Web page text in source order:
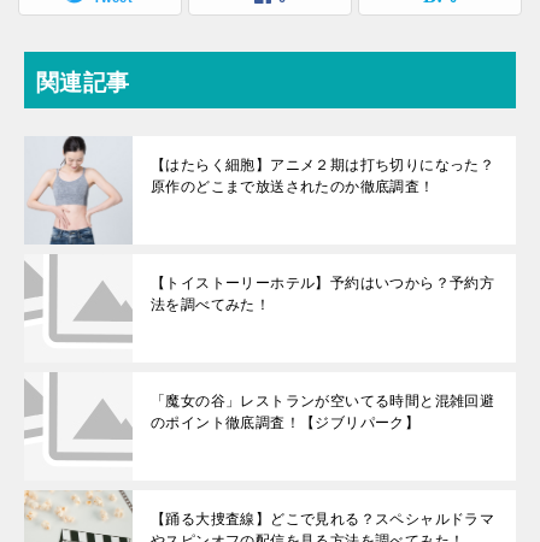
関連記事
【はたらく細胞】アニメ２期は打ち切りになった？
原作のどこまで放送されたのか徹底調査！
【トイストーリーホテル】予約はいつから？予約方
法を調べてみた！
「魔女の谷」レストランが空いてる時間と混雑回避
のポイント徹底調査！【ジブリパーク】
【踊る大捜査線】どこで見れる？スペシャルドラマ